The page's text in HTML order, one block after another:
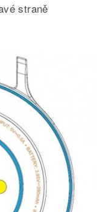
straně